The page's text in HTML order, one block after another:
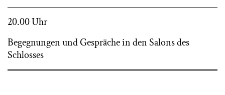
20.00 Uhr
Begegnungen und Gespräche in den Salons des
Schlosses